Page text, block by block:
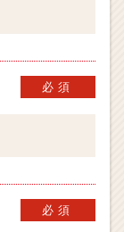
必須
必須